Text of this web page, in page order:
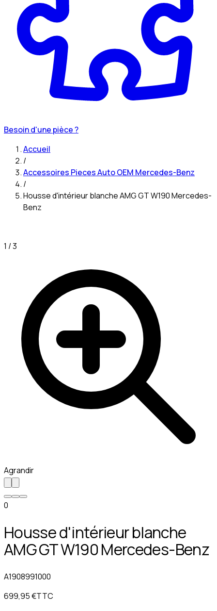
Besoin d'une pièce ?
Accueil
/
Accessoires Pieces Auto OEM Mercedes-Benz
/
Housse d'intérieur blanche AMG GT W190 Mercedes-
Benz
1 /3
Agrandir
0
Housse d'intérieur blanche
AMG GT W190 Mercedes-Benz
A1908991000
699,95 €TTC